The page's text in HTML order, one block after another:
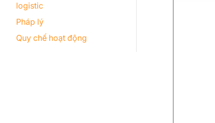
logistic
Pháp lý
Quy chế hoạt động